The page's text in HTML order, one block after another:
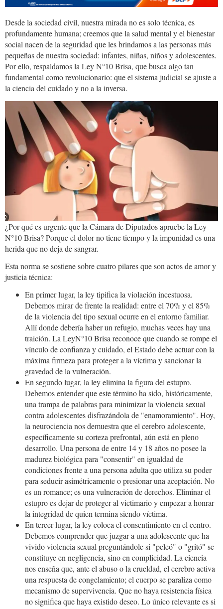
Desde la sociedad civil, nuestra mirada no es solo técnica, es
profundamente humana; creemos que la salud mental y el bienestar
social nacen de la seguridad que les brindamos a las personas más
pequeñas de nuestra sociedad: infantes, niñas, niños y adolescentes.
Por ello, respaldamos la Ley N°10 Brisa, que busca algo tan
fundamental como revolucionario: que el sistema judicial se ajuste a
la ciencia del cuidado y no a la inversa.
leybrisa.png
¿Por qué es urgente que la Cámara de Diputados apruebe la Ley
N°10 Brisa? Porque el dolor no tiene tiempo y la impunidad es una
herida que no deja de sangrar.
Esta norma se sostiene sobre cuatro pilares que son actos de amor y
justicia técnica:
En primer lugar, la ley tipifica la violación incestuosa.
Debemos mirar de frente la realidad: entre el 70% y el 85%
de la violencia del tipo sexual ocurre en el entorno familiar.
Allí donde debería haber un refugio, muchas veces hay una
traición. La LeyN°10 Brisa reconoce que cuando se rompe el
vínculo de confianza y cuidado, el Estado debe actuar con la
máxima firmeza para proteger a la víctima y sancionar la
gravedad de la vulneración.
En segundo lugar, la ley elimina la figura del estupro.
Debemos entender que este término ha sido, históricamente,
una trampa de palabras para minimizar la violencia sexual
contra adolescentes disfrazándola de "enamoramiento". Hoy,
la neurociencia nos demuestra que el cerebro adolescente,
específicamente su corteza prefrontal, aún está en pleno
desarrollo. Una persona de entre 14 y 18 años no posee la
madurez biológica para "consentir" en igualdad de
condiciones frente a una persona adulta que utiliza su poder
para seducir asimétricamente o presionar una aceptación. No
es un romance; es una vulneración de derechos. Eliminar el
estupro es dejar de proteger al victimario y empezar a honrar
la integridad de quien termina siendo víctima.
En tercer lugar, la ley coloca el consentimiento en el centro.
Debemos comprender que juzgar a una adolescente que ha
vivido violencia sexual preguntándole si "peleó" o "gritó" se
constituye en negligencia, sino en complicidad. La ciencia
nos enseña que, ante el abuso o la crueldad, el cerebro activa
una respuesta de congelamiento; el cuerpo se paraliza como
mecanismo de supervivencia. Que no haya resistencia física
no significa que haya existido deseo. Lo único relevante es si